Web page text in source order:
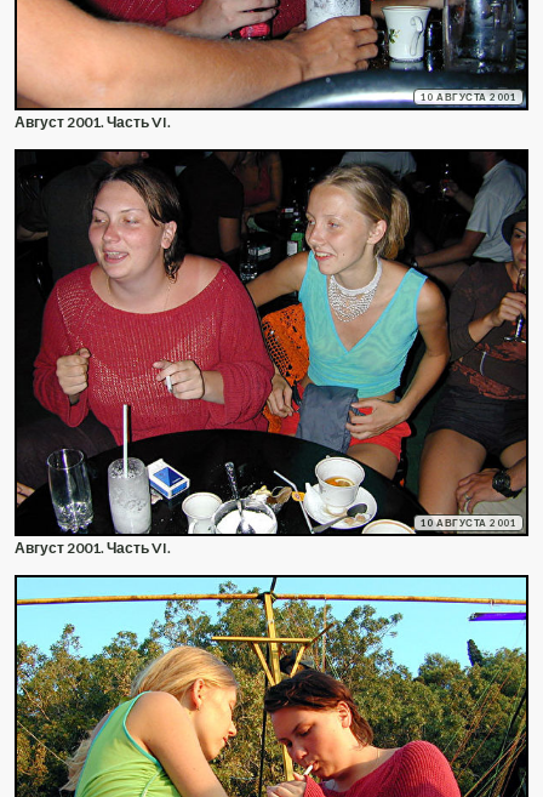
10 АВГУСТА 2001
Август 2001. Часть VI.
10 АВГУСТА 2001
Август 2001. Часть VI.